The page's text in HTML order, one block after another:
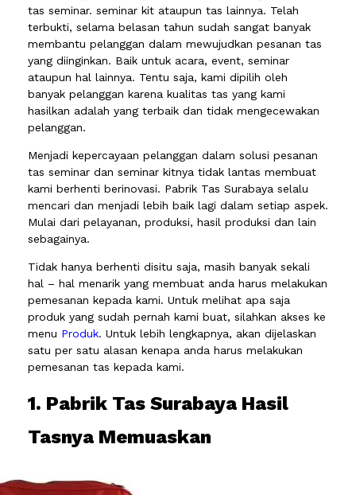
tas seminar. seminar kit ataupun tas lainnya. Telah
terbukti, selama belasan tahun sudah sangat banyak
membantu pelanggan dalam mewujudkan pesanan tas
yang diinginkan. Baik untuk acara, event, seminar
ataupun hal lainnya. Tentu saja, kami dipilih oleh
banyak pelanggan karena kualitas tas yang kami
hasilkan adalah yang terbaik dan tidak mengecewakan
pelanggan.
Menjadi kepercayaan pelanggan dalam solusi pesanan
tas seminar dan seminar kitnya tidak lantas membuat
kami berhenti berinovasi. Pabrik Tas Surabaya selalu
mencari dan menjadi lebih baik lagi dalam setiap aspek.
Mulai dari pelayanan, produksi, hasil produksi dan lain
sebagainya.
Tidak hanya berhenti disitu saja, masih banyak sekali
hal – hal menarik yang membuat anda harus melakukan
pemesanan kepada kami. Untuk melihat apa saja
produk yang sudah pernah kami buat, silahkan akses ke
menu Produk. Untuk lebih lengkapnya, akan dijelaskan
satu per satu alasan kenapa anda harus melakukan
pemesanan tas kepada kami.
1. Pabrik Tas Surabaya Hasil
Tasnya Memuaskan